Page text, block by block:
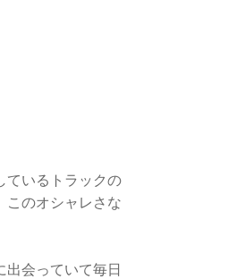
ているトラックの
このオシャレさな
会っていて毎日